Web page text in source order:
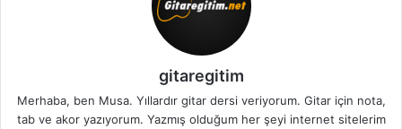
gitaregitim
Merhaba, ben Musa. Yıllardır gitar dersi veriyorum. Gitar için nota,
tab ve akor yazıyorum. Yazmış olduğum her şeyi internet sitelerim